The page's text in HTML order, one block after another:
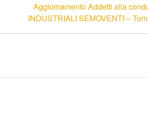
Aggiornamento Addetti alla
INDUSTRIALI SEMOVENTI –